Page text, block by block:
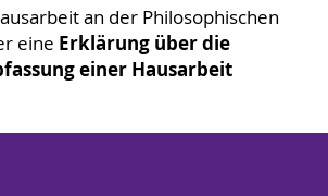
an der Philosophischen
eine Erklärung über die
einer Hausarbeit